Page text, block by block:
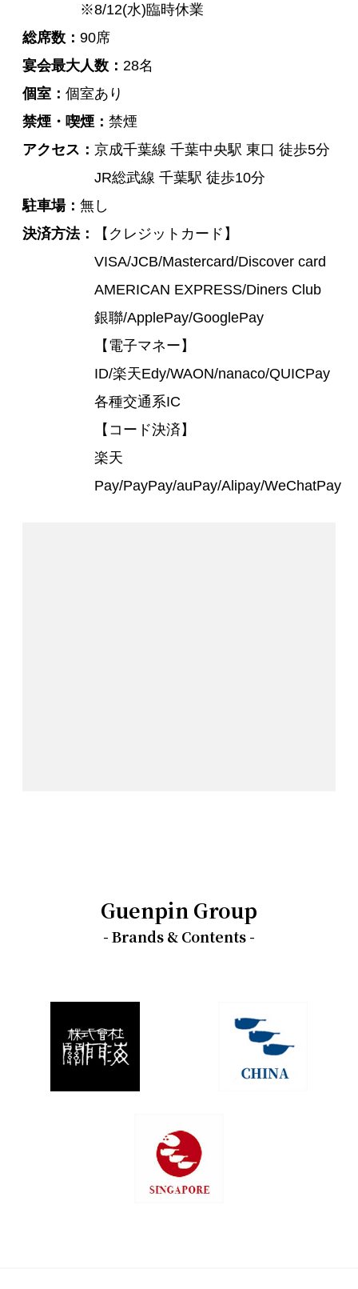
※8/12(水)臨時休業
総席数
90席
宴会最大人数
28名
個室
個室あり
禁煙・喫煙
禁煙
アクセス
京成千葉線 千葉中央駅 東口 徒歩5分
JR総武線 千葉駅 徒歩10分
駐車場
無し
決済方法
【クレジットカード】
VISA/JCB/Mastercard/Discover card
AMERICAN EXPRESS/Diners Club
銀聯/ApplePay/GooglePay
【電子マネー】
ID/楽天Edy/WAON/nanaco/QUICPay
各種交通系IC
【コード決済】
楽天
Pay/PayPay/auPay/Alipay/WeChatPay
Guenpin Group
- Brands & Contents -